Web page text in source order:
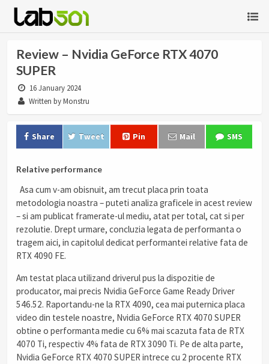
Review – Nvidia GeForce RTX 4070
SUPER
16 January 2024
Written by Monstru
Share Tweet Pin Mail SMS
Relative performance
Asa cum v-am obisnuit, am trecut placa prin toata
metodologia noastra – puteti analiza graficele in acest review
– si am publicat framerate-ul mediu, atat per total, cat si per
rezolutie. Drept urmare, concluzia legata de performanta o
tragem aici, in capitolul dedicat performantei relative fata de
RTX 4090 FE.
Am testat placa utilizand driverul pus la dispozitie de
producator, mai precis Nvidia GeForce Game Ready Driver
546.52. Raportandu-ne la RTX 4090, cea mai puternica placa
video din testele noastre, Nvidia GeForce RTX 4070 SUPER
obtine o performanta medie cu 6% mai scazuta fata de RTX
4070 Ti, respectiv 4% fata de RTX 3090 Ti. Pe de alta parte,
Nvidia GeForce RTX 4070 SUPER intrece cu 2 procente RTX